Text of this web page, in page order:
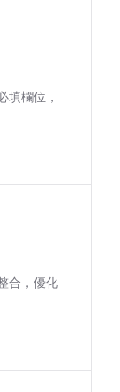
填欄位，
合，優化